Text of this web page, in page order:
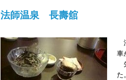
法師温泉 長壽舘
車
た